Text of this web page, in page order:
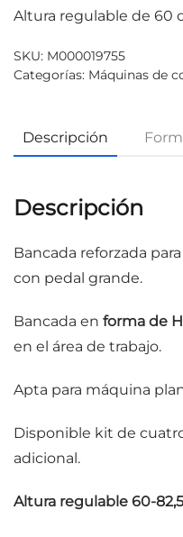
Altura regulable de 60
SKU: M000019755
Categorías: Máquinas de
Descripción
Descripción
Bancada reforzada
con pedal grande.
Bancada en forma de H
en el área de trabajo.
Apta para máquina
Disponible kit de
adicional.
Altura regulable 60-